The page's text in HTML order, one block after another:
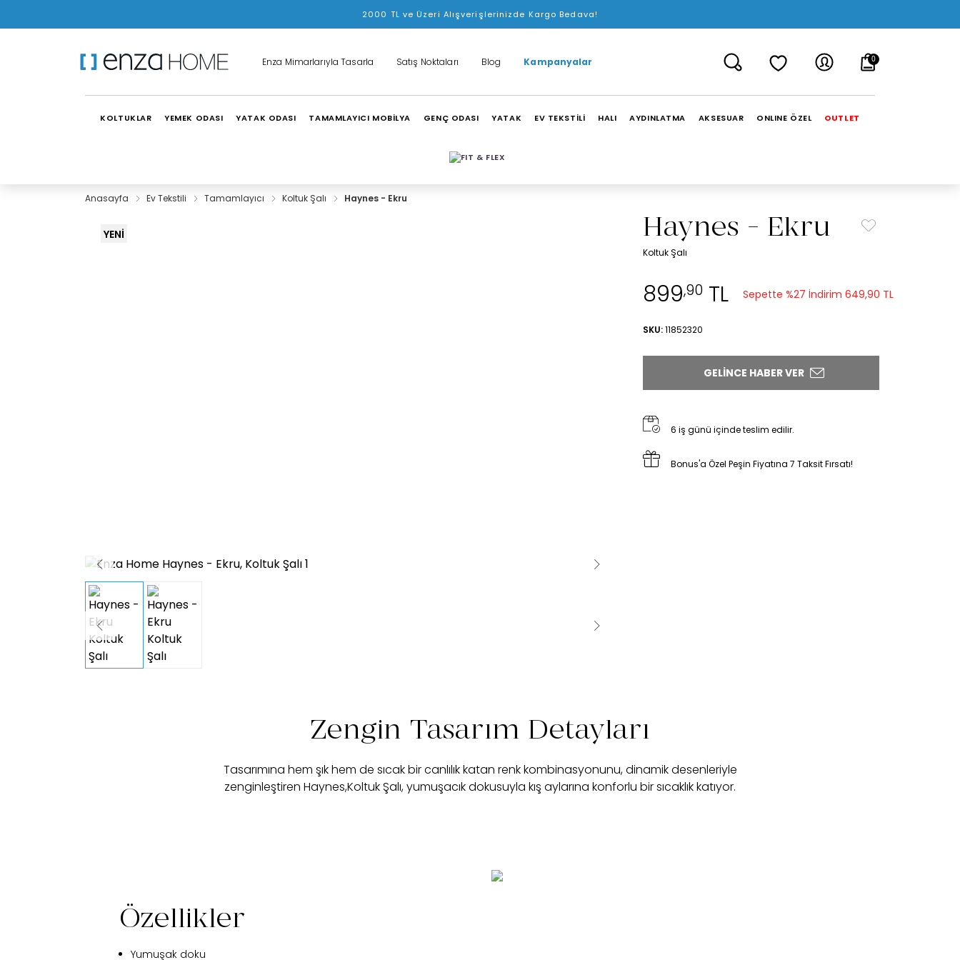
2000 TL ve Üzeri Alışverişlerinizde Kargo Bedava!
Enza Mimarlarıyla Tasarla Satış Noktaları Blog Kampanyalar 0
KOLTUKLAR YEMEK ODASI YATAK ODASI TAMAMLAYICI MOBİLYA GENÇ ODASI YATAK EV TEKSTİLİ HALI AYDINLATMA AKSESUAR ONLINE ÖZEL OUTLET
Anasayfa Ev Tekstili Tamamlayıcı Koltuk Şalı Haynes - Ekru
YENİ Haynes - Ekru
Koltuk Şalı
899,90TL Sepette %27 İndirim 649,90 TL
SKU: 11852320
GELINCE HABER VER
6 iş günü içinde teslim edilir.
Bonus'a Özel Peşin Fiyatına 7 Taksit Fırsatı!
Zengin Tasarım Detayları
Tasarımına hem şık hem de sıcak bir canlılık katan renk kombinasyonunu, dinamik desenleriyle
zenginleştiren Haynes,Koltuk Şalı, yumuşacık dokusuyla kış aylarına konforlu bir sıcaklık katıyor.
Özellikler
Yumuşak doku